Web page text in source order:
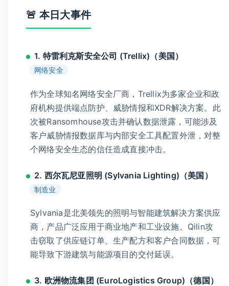
🚨 本日大事件
1. 特雷利克斯安全公司 (Trellix)（美国）
网络安全
作为全球知名网络安全厂商，Trellix为多家企业和政
府机构提供端点防护、威胁情报和XDR解决方案。此
次被Ransomhouse攻击并确认数据泄露，可能涉及
客户威胁情报数据库与内部安全工具配置外泄，对整
个网络安全生态的信任造成直接冲击。
2. 西尔瓦尼亚照明 (Sylvania Lighting)（美国）
制造业
Sylvania是北美领先的照明与智能建筑解决方案供应
商，产品广泛应用于商业地产和工业设施。Qilin攻
击窃取了供应链订单、生产配方和客户合同数据，可
能导致下游建筑与能源项目的交付延误。
3. 欧洲物流集团 (EuroLogistics Group)（德国）